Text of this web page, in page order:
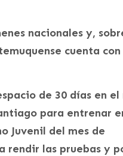
nacionales y,
cuenta con
de 30 días en el
para entrenar
Juvenil del mes de
rendir las pruebas y